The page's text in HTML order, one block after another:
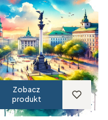
Zobacz
produkt